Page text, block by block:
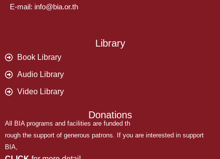
E-mail: info@bia.or.th
Library
Book Library
Audio Library
Video Library
Donations
All BIA programs and facilities are funded th
rough the support of generous patrons. If you are interested in support
BIA,